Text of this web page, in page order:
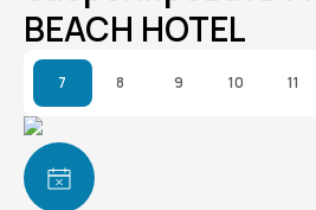
BEACH HOTEL
7 8 9 10 11